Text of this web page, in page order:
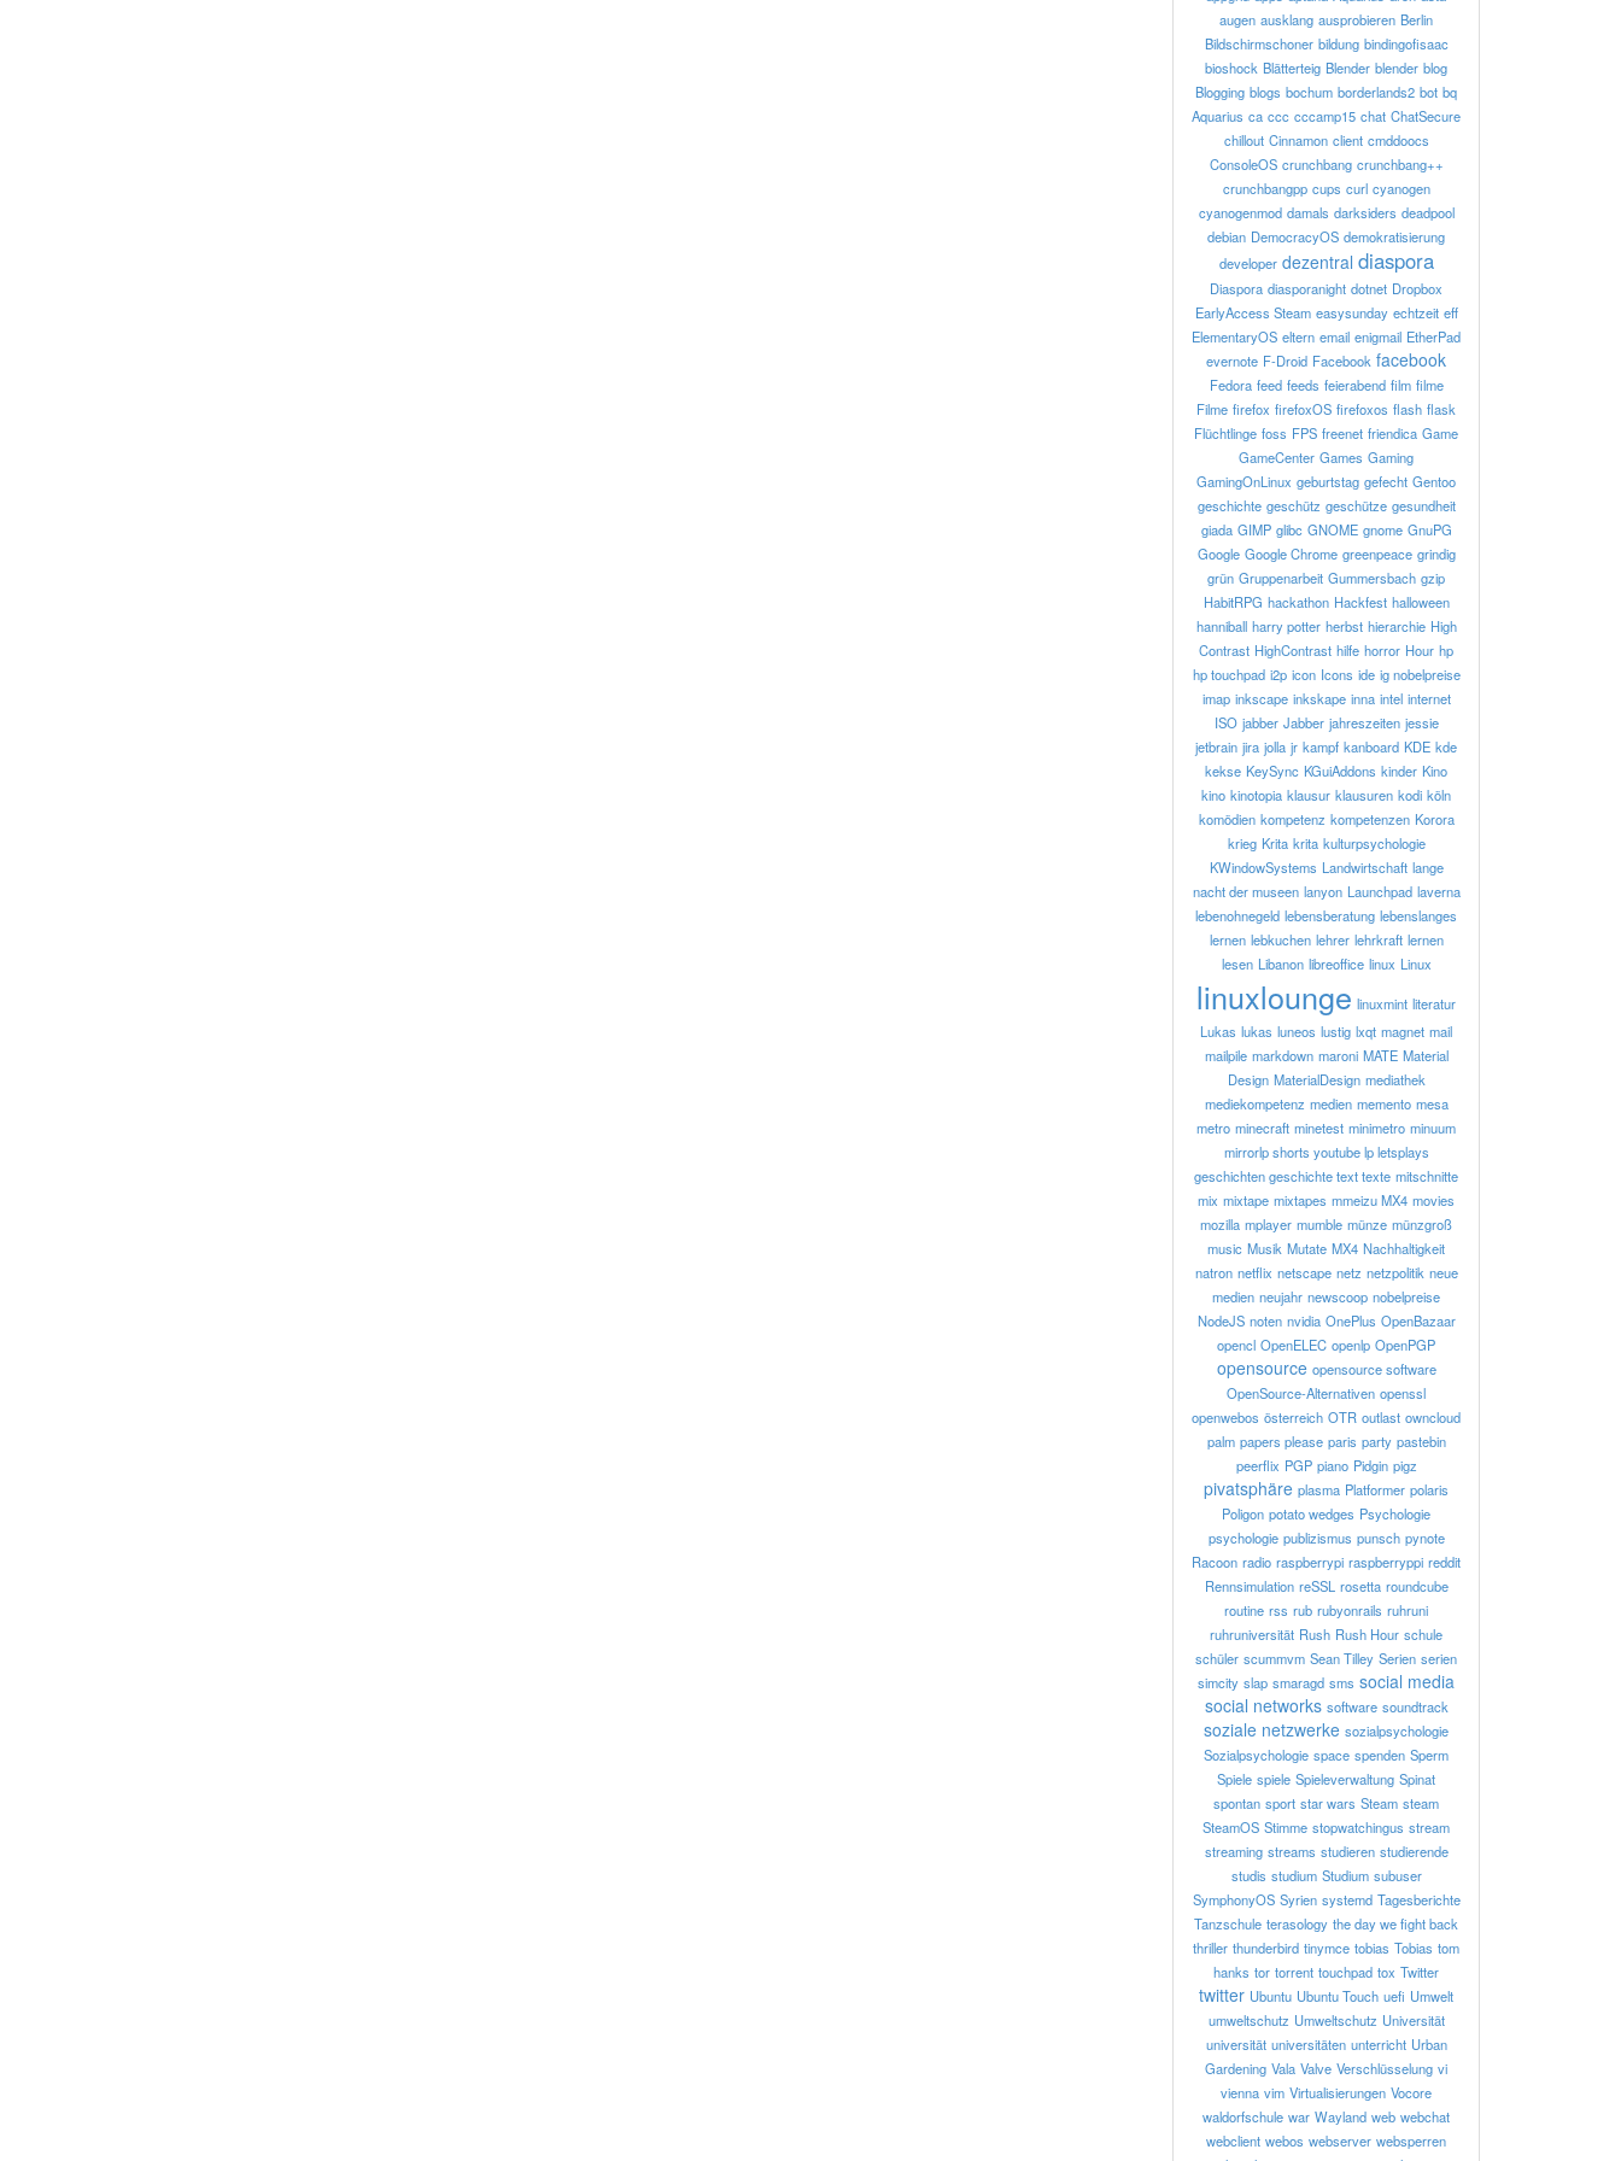
augen ausklang ausprobieren Berlin
Bildschirmschoner bildung bindingofisaac
bioshock Blätterteig Blender blender blog
Blogging blogs bochum borderlands2 bot bq
Aquarius ca ccc cccamp15 chat ChatSecure
chillout Cinnamon client cmddoocs
ConsoleOS crunchbang crunchbang++
crunchbangpp cups curl cyanogen
cyanogenmod damals darksiders deadpool
debian DemocracyOS demokratisierung
developer dezentral diaspora
Diaspora diasporanight dotnet Dropbox
EarlyAccess Steam easysunday echtzeit eff
ElementaryOS eltern email enigmail EtherPad
evernote F-Droid Facebook facebook
Fedora feed feeds feierabend film filme
Filme firefox firefoxOS firefoxos flash flask
Flüchtlinge foss FPS freenet friendica Game
GameCenter Games Gaming
GamingOnLinux geburtstag gefecht Gentoo
geschichte geschütz geschütze gesundheit
giada GIMP glibc GNOME gnome GnuPG
Google Google Chrome greenpeace grindig
grün Gruppenarbeit Gummersbach gzip
HabitRPG hackathon Hackfest halloween
hanniball harry potter herbst hierarchie High
Contrast HighContrast hilfe horror Hour hp
hp touchpad i2p icon Icons ide ig nobelpreise
imap inkscape inkskape inna intel internet
ISO jabber Jabber jahreszeiten jessie
jetbrain jira jolla jr kampf kanboard KDE kde
kekse KeySync KGuiAddons kinder Kino
kino kinotopia klausur klausuren kodi köln
komödien kompetenz kompetenzen Korora
krieg Krita krita kulturpsychologie
KWindowSystems Landwirtschaft lange
nacht der museen lanyon Launchpad laverna
lebenohnegeld lebensberatung lebenslanges
lernen lebkuchen lehrer lehrkraft lernen
lesen Libanon libreoffice linux Linux
linuxlounge linuxmint literatur
Lukas lukas luneos lustig lxqt magnet mail
mailpile markdown maroni MATE Material
Design MaterialDesign mediathek
mediekompetenz medien memento mesa
metro minecraft minetest minimetro minuum
mirrorlp shorts youtube lp letsplays
geschichten geschichte text texte mitschnitte
mix mixtape mixtapes mmeizu MX4 movies
mozilla mplayer mumble münze münzgroß
music Musik Mutate MX4 Nachhaltigkeit
natron netflix netscape netz netzpolitik neue
medien neujahr newscoop nobelpreise
NodeJS noten nvidia OnePlus OpenBazaar
opencl OpenELEC openlp OpenPGP
opensource opensource software
OpenSource-Alternativen openssl
openwebos österreich OTR outlast owncloud
palm papers please paris party pastebin
peerflix PGP piano Pidgin pigz
pivatsphäre plasma Platformer polaris
Poligon potato wedges Psychologie
psychologie publizismus punsch pynote
Racoon radio raspberrypi raspberryppi reddit
Rennsimulation reSSL rosetta roundcube
routine rss rub rubyonrails ruhruni
ruhruniversität Rush Rush Hour schule
schüler scummvm Sean Tilley Serien serien
simcity slap smaragd sms social media
social networks software soundtrack
soziale netzwerke sozialpsychologie
Sozialpsychologie space spenden Sperm
Spiele spiele Spieleverwaltung Spinat
spontan sport star wars Steam steam
SteamOS Stimme stopwatchingus stream
streaming streams studieren studierende
studis studium Studium subuser
SymphonyOS Syrien systemd Tagesberichte
Tanzschule terasology the day we fight back
thriller thunderbird tinymce tobias Tobias tom
hanks tor torrent touchpad tox Twitter
twitter Ubuntu Ubuntu Touch uefi Umwelt
umweltschutz Umweltschutz Universität
universität universitäten unterricht Urban
Gardening Vala Valve Verschlüsselung vi
vienna vim Virtualisierungen Vocore
waldorfschule war Wayland web webchat
webclient webos webserver websperren